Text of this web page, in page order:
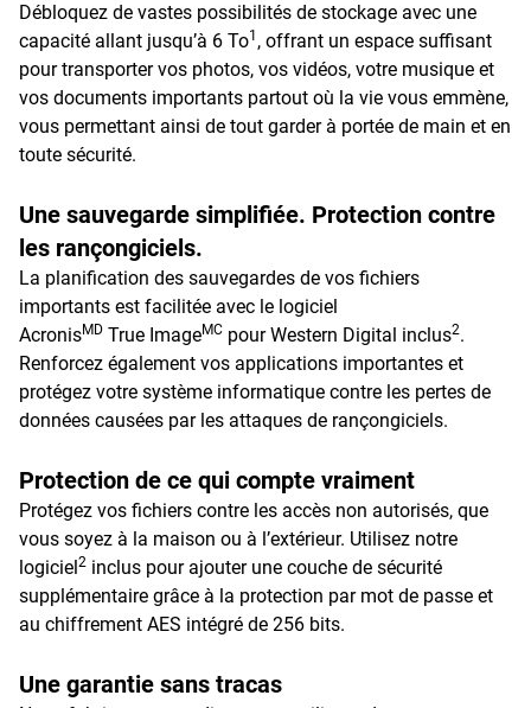
Débloquez de vastes possibilités de stockage avec une
capacité allant jusqu’à 6 To1 , offrant un espace suffisant
pour transporter vos photos, vos vidéos, votre musique et
vos documents importants partout où la vie vous emmène,
vous permettant ainsi de tout garder à portée de main et en
toute sécurité.
Une sauvegarde simplifiée. Protection contre
les rançongiciels.
La planification des sauvegardes de vos fichiers
importants est facilitée avec le logiciel
AcronisMD True ImageMC pour Western Digital inclus2.
Renforcez également vos applications importantes et
protégez votre système informatique contre les pertes de
données causées par les attaques de rançongiciels.
Protection de ce qui compte vraiment
Protégez vos fichiers contre les accès non autorisés, que
vous soyez à la maison ou à l’extérieur. Utilisez notre
logiciel2 inclus pour ajouter une couche de sécurité
supplémentaire grâce à la protection par mot de passe et
au chiffrement AES intégré de 256 bits.
Une garantie sans tracas